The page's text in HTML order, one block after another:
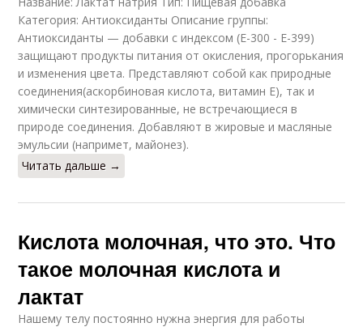
Категория: Антиоксиданты Описание группы:
Антиоксиданты — добавки с индексом (E-300 - E-399)
защищают продукты питания от окисления, прогорькания
и изменения цвета. Представляют собой как природные
соединения(аскорбиновая кислота, витамин Е), так и
химически синтезированные, не встречающиеся в
природе соединения. Добавляют в жировые и масляные
эмульсии (напримет, майонез).
Читать дальше →
Кислота молочная, что это. Что
такое молочная кислота и
лактат
Нашему телу постоянно нужна энергия для работы